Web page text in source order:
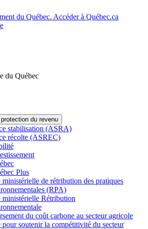
du Québec
du revenu
stabilisation (ASRA)
récolte (ASREC)
Plus
de rétribution des pratiques
(RPA)
Rétribution
du coût carbone au secteur agricole
soutenir la compétitivité du secteur